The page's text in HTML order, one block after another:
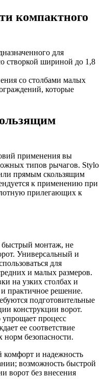
компактного
для
створкой шириной до 1,8
со столбами малых
которые
применения вы
типов рычагов. Stylo
прямым скользящим
к применению при
прилегающих к
монтаж, не
Универсальный и
для
и малых размеров.
на узких столбах и
и практичное решение.
подготовительные
конструкции ворот.
упрощает процесс
ее соответствие
норм безопасности.
комфорт и надежность
возможность быстрой
ворот без внесения